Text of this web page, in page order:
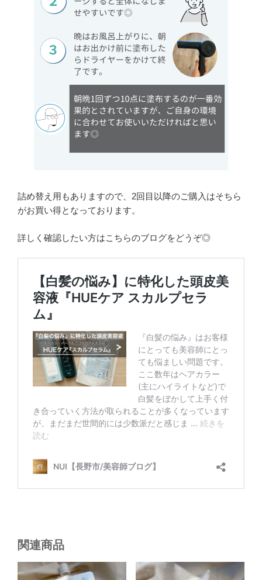
詰め替え用もありますので、2回目以降のご購入はそちら
がお買い得となっております。
詳しく確認したい方はこちらのブログをどうぞ◎
関連商品